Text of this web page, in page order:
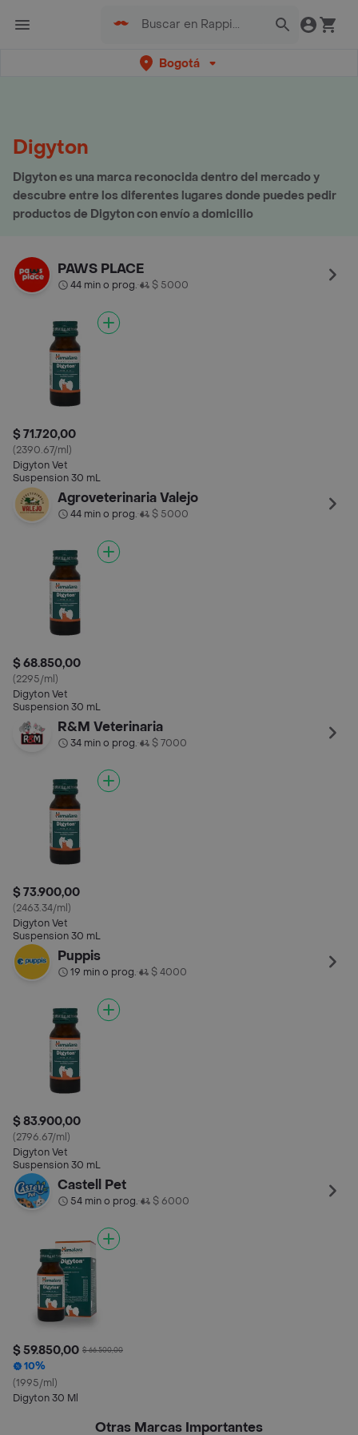
Bogotá
Digyton
Digyton es una marca reconocida dentro del mercado y
descubre entre los diferentes lugares donde puedes pedir
productos de Digyton con envío a domicilio
PAWS PLACE
44 min o prog.• $ 5000
$ 71.720,00
(2390.67/ml)
Digyton Vet
Suspension 30 mL
Agroveterinaria Valejo
44 min o prog.• $ 5000
$ 68.850,00
(2295/ml)
Digyton Vet
Suspension 30 mL
R&M Veterinaria
34 min o prog.• $ 7000
$ 73.900,00
(2463.34/ml)
Digyton Vet
Suspension 30 mL
Puppis
19 min o prog.• $ 4000
$ 83.900,00
(2796.67/ml)
Digyton Vet
Suspension 30 mL
Castell Pet
54 min o prog.• $ 6000
$ 59.850,00 $ 66.500,00
10%
(1995/ml)
Digyton 30 Ml
Otras Marcas Importantes